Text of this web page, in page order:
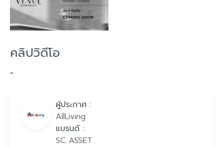
คลิปวิดีโอ
-
ผู้ประกาศ :
AllLiving
แบรนด์ :
SC ASSET